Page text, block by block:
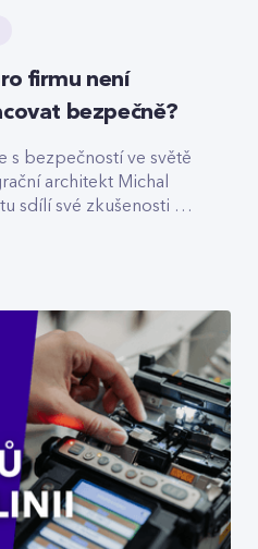
firmu není
bezpečně?
s bezpečností ve světě
architekt Michal
sdílí své zkušenosti s
možnosti, jak